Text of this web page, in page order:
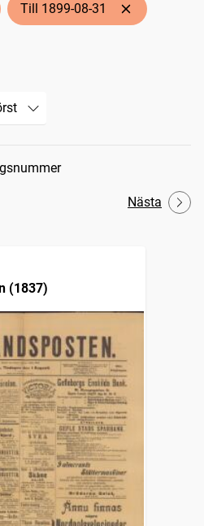
Till 1899-08-31
Nästa
(1837)